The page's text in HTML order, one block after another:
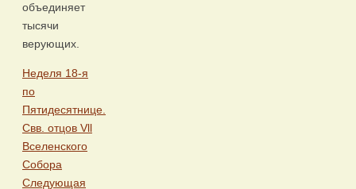
объединяет
тысячи
верующих.
Неделя 18-я
по
Пятидесятнице.
Свв. отцов Vll
Вселенского
Собора
Следующая